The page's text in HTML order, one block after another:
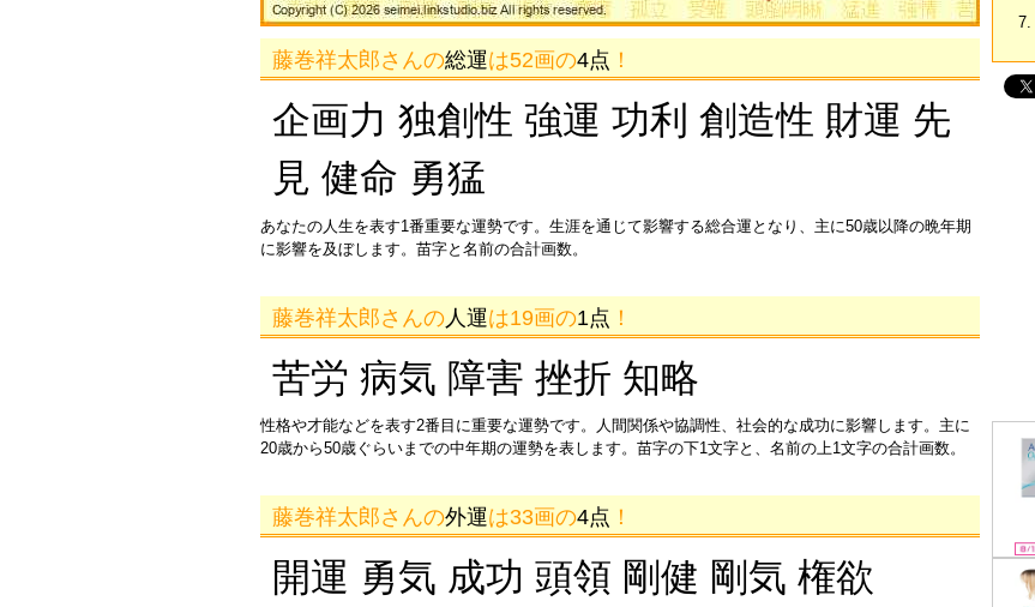
藤巻祥太郎さんの総運は52画の4点 ！
企画力 独創性 強運 功利 創造性 財運 先
見 健命 勇猛
あなたの人生を表す1番重要な運勢です。生涯を通じて影響する総合運となり、主に50歳以降の晩年期
に影響を及ぼします。苗字と名前の合計画数。
藤巻祥太郎さんの 人運は19画の1点 ！
苦労 病気 障害 挫折 知略
性格や才能などを表す2番目に重要な運勢です。人間関係や協調性、社会的な成功に影響します。主に
20歳から50歳ぐらいまでの中年期の運勢を表します。苗字の下1文字と、名前の上1文字の合計画数。
藤巻祥太郎さんの外運は33画の4点 ！
開運 勇気 成功 頭領 剛健 剛気 権欲